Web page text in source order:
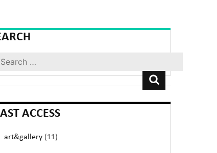
Search
ACCESS
art&gallery (11)